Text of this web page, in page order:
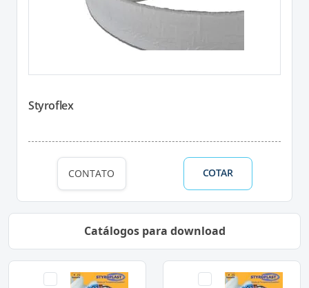
Styroflex
CONTATO COTAR
Catálogos para download